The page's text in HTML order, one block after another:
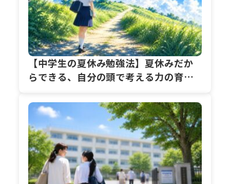
【中学生の夏休み勉強法】夏休みだか
らできる、自分の頭で考える力の育て